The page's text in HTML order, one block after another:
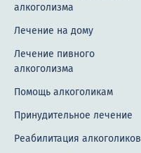
алкоголизма
Лечение на дому
Лечение пивного
алкоголизма
Помощь алкоголикам
Принудительное лечение
Реабилитация алкоголиков